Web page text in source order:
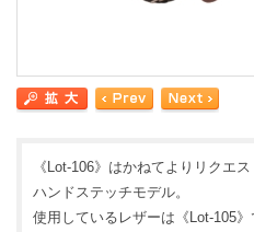
《Lot-106》はかねてよりリクエ
ハンドステッチモデル。
使用しているレザーは《Lot-105